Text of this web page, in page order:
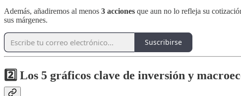
Además, añadiremos al menos 3 acciones que aun no lo refleja su
sus márgenes.
Suscribirse
2️⃣ Los 5 gráficos clave de inversión y